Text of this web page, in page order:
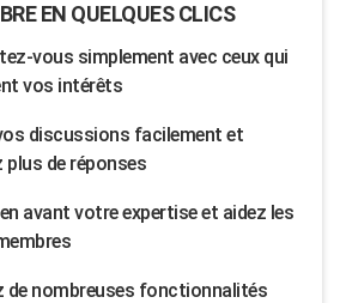
EN QUELQUES CLICS
vous simplement avec ceux qui
vos intérêts
discussions facilement et
plus de réponses
avant votre expertise et aidez les
de nombreuses fonctionnalités